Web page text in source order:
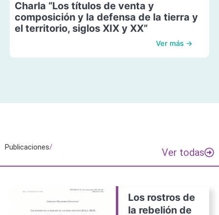
Charla “Los títulos de venta y
composición y la defensa de la tierra y
el territorio, siglos XIX y XX”
Ver más →
Publicaciones/ Ver todas
Los rostros de
la rebelión de